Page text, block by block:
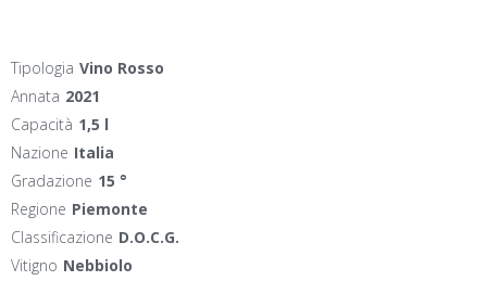
Tipologia Vino Rosso
Annata 2021
Capacità 1,5 l
Nazione Italia
Gradazione 15 °
Regione Piemonte
Classificazione D.O.C.G.
Vitigno Nebbiolo